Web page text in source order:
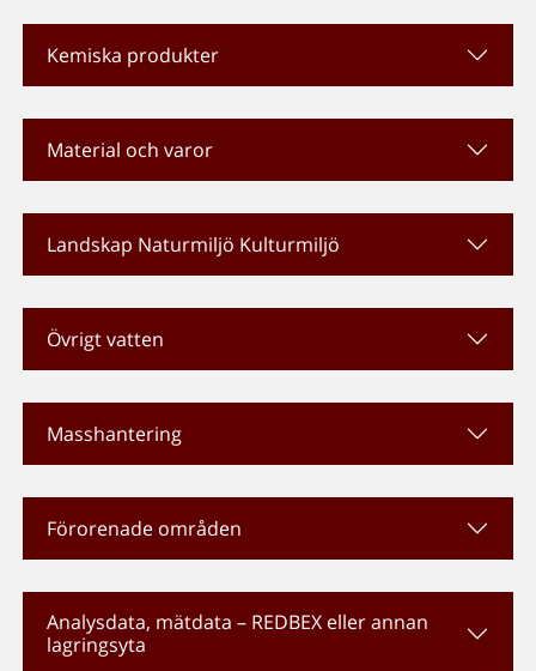
Kemiska produkter
Material och varor
Landskap Naturmiljö Kulturmiljö
Övrigt vatten
Masshantering
Förorenade områden
Analysdata, mätdata – REDBEX eller annan
lagringsyta